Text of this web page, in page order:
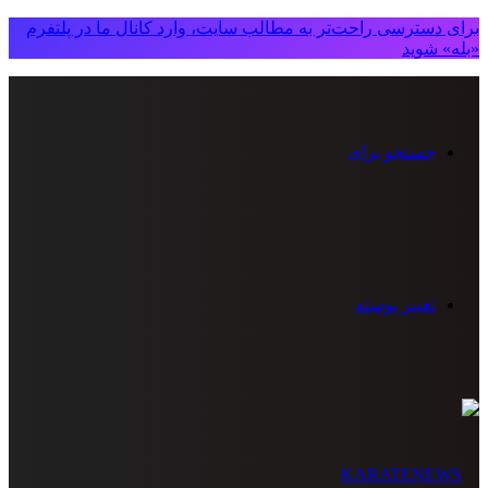
برای دسترسی راحت‌تر به مطالب سایت، وارد کانال ما در پلتفرم
«بله» شوید
جستجو برای
تغییر پوسته